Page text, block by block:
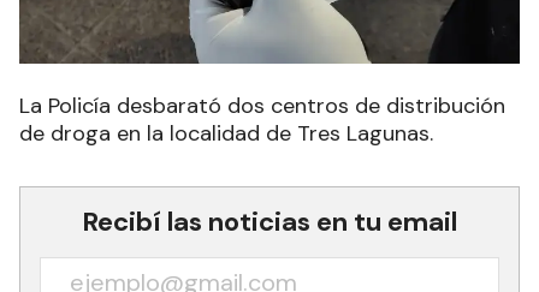
La Policía desbarató dos centros de distribución
de droga en la localidad de Tres Lagunas.
Recibí las noticias en tu email